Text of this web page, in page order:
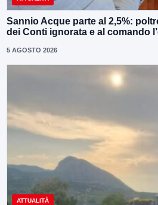
Sannio Acque parte al 2,5%:
dei Conti ignorata e al comando
5 AGOSTO 2026
ATTUALITÀ